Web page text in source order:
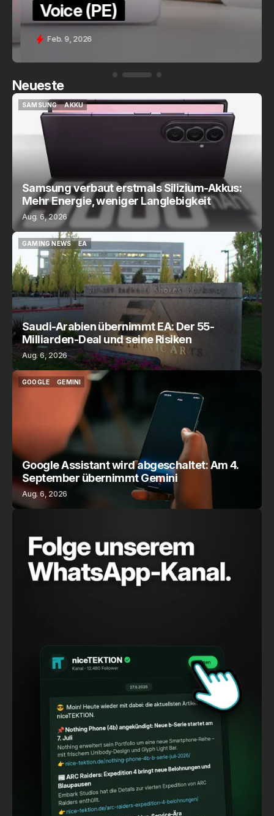
Voice (PE)
Feb. 9, 2026
Neueste
SAMSUNG
SAMSUNG
AKKU
AKKU
Samsung verbaut erstmals Silizium-Akkus:
Mehr Energie, weniger Langlebigkeit
Aug. 6, 2026
GAMING NEWS
GAMING NEWS
EA
EA
Saudi-Arabien übernimmt EA: Der 55-
Milliarden-Deal und seine Risiken
Aug. 6, 2026
GOOGLE
GEMINI
Google Assistant wird abgeschaltet: Am 4.
September übernimmt Gemini
Aug. 6, 2026